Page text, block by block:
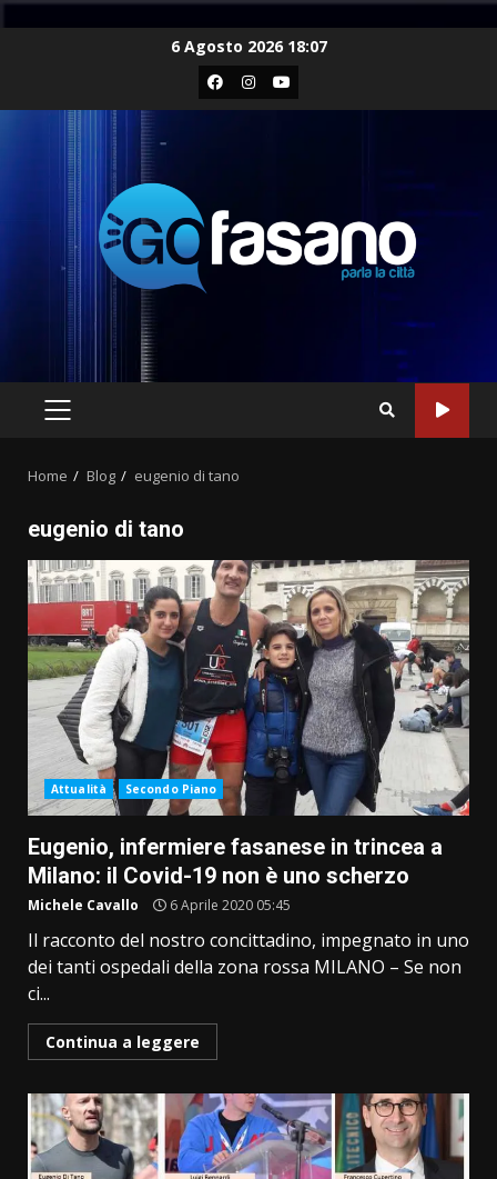
6 Agosto 2026 18:07
Facebook
Instagram
Youtube
PRIMARY
Home Blog eugenio di tano
eugenio di tano
Attualità Secondo Piano
Eugenio, infermiere fasanese in trincea a
Milano: il Covid-19 non è uno scherzo
Michele Cavallo 6 Aprile 2020 05:45
Il racconto del nostro concittadino, impegnato in uno
dei tanti ospedali della zona rossa MILANO – Se non
ci...
Continua a leggere